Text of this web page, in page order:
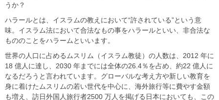
うか？
ハラールとは、イスラムの教えにおいて“許されている”という意
味。イスラム法において合法なもの事をハラールといい、非合法な
もののことをハラームといいます。
世界の人口に占めるムスリム（イスラム教徒）の人数は、2012 年に
18 億人に達し、2030 年までには全体の26.4％を占め、約22 億人に
なるだろうと言われています。グローバルな考え方や新しい教育を
身に着けたムスリムの若い世代を中心に、海外旅行等に費やす金額
も増え、訪日外国人旅行者2500 万人を掲げる日本においても、この